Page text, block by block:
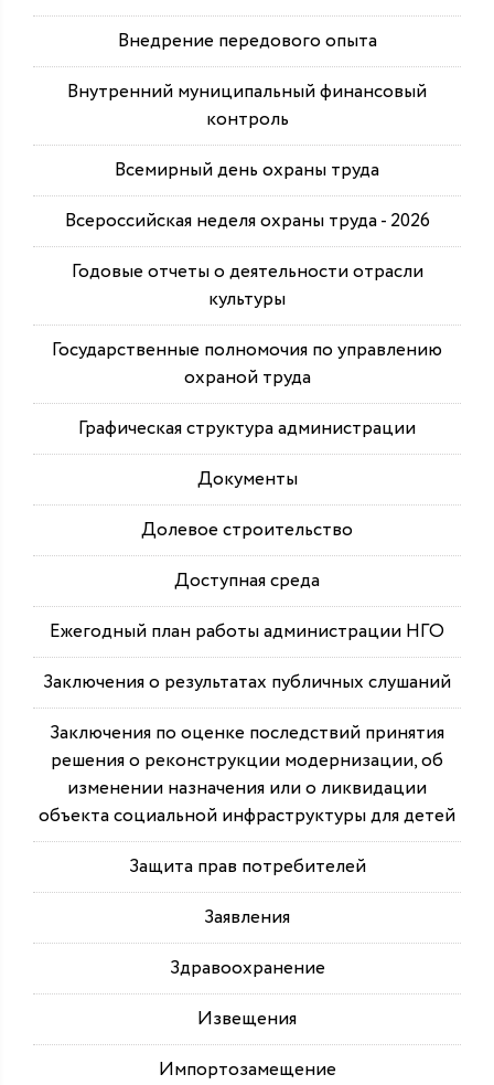
Внедрение передового опыта
Внутренний муниципальный финансовый
контроль
Всемирный день охраны труда
Всероссийская неделя охраны труда - 2026
Годовые отчеты о деятельности отрасли
культуры
Государственные полномочия по управлению
охраной труда
Графическая структура администрации
Документы
Долевое строительство
Доступная среда
Ежегодный план работы администрации НГО
Заключения о результатах публичных слушаний
Заключения по оценке последствий принятия
решения о реконструкции модернизации, об
изменении назначения или о ликвидации
объекта социальной инфраструктуры для детей
Защита прав потребителей
Заявления
Здравоохранение
Извещения
Импортозамещение